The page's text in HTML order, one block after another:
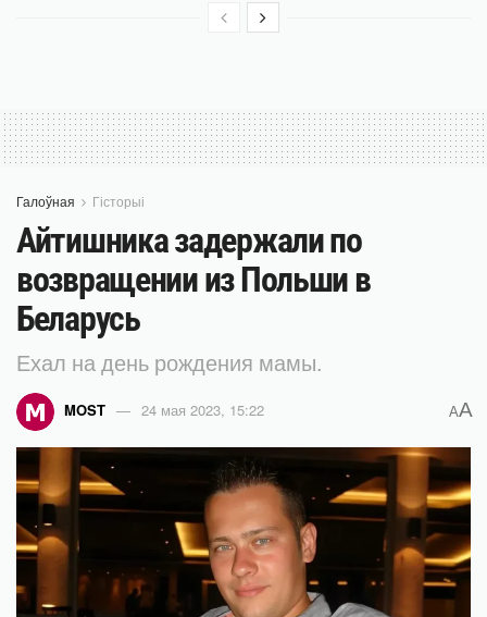
Галоўная Гісторыі
Айтишника задержали по
возвращении из Польши в
Беларусь
Ехал на день рождения мамы.
MOST 24 мая 2023, 15:22 AA